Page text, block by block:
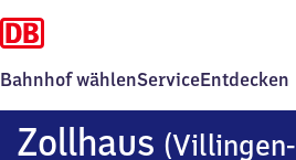
Bahnhof wählenServiceEntdecken
Zollhaus (Villingen-